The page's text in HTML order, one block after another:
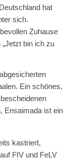
hat
sich.
Zuhause
bin ich zu
Ein schönes,
Ensaimada ist ein
kastriert,
FIV und FeLV